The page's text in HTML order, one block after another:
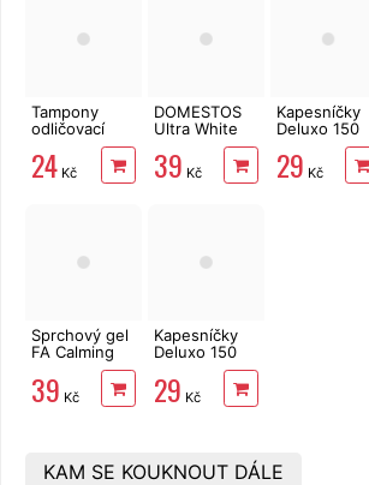
Tampony
odličovací
LINTEO 120
ks
24 Kč
DOMESTOS
Ultra White
39 Kč
Kapesníčky
Deluxo 150
ks 3vrstvé v
krabičce,
dřevěné
29 Kč
Sprchový gel
FA Calming
Gardenia 250
ml
39 Kč
Kapesníčky
Deluxo 150
ks 3vrstvé v
krabičce,
zvířátka
29 Kč
KAM SE KOUKNOUT DÁLE